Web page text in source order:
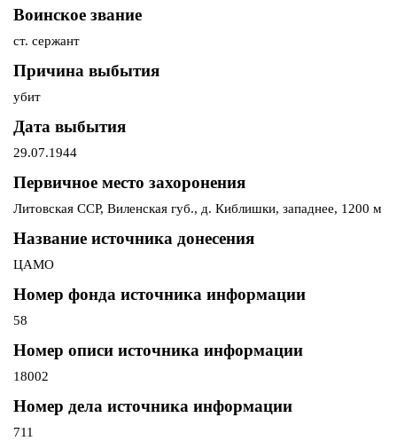
Воинское звание
ст. сержант
Причина выбытия
убит
Дата выбытия
29.07.1944
Первичное место захоронения
Литовская ССР, Виленская губ., д. Киблишки, западнее, 1200 м
Название источника донесения
ЦАМО
Номер фонда источника информации
58
Номер описи источника информации
18002
Номер дела источника информации
711